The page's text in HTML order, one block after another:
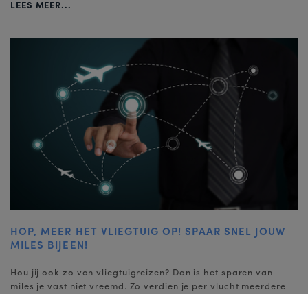
LEES MEER...
HOP, MEER HET VLIEGTUIG OP! SPAAR SNEL JOUW
MILES BIJEEN!
Hou jij ook zo van vliegtuigreizen? Dan is het sparen van
miles je vast niet vreemd. Zo verdien je per vlucht meerdere